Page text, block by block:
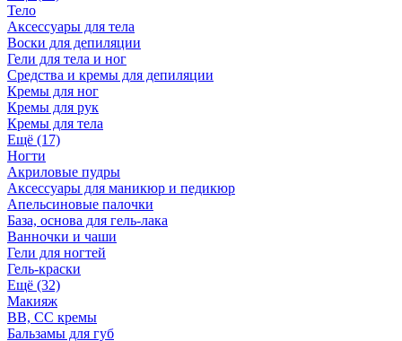
Тело
Аксессуары для тела
Воски для депиляции
Гели для тела и ног
Средства и кремы для депиляции
Кремы для ног
Кремы для рук
Кремы для тела
Ещё (17)
Ногти
Акриловые пудры
Аксессуары для маникюр и педикюр
Апельсиновые палочки
База, основа для гель-лака
Ванночки и чаши
Гели для ногтей
Гель-краски
Ещё (32)
Макияж
BB, СС кремы
Бальзамы для губ